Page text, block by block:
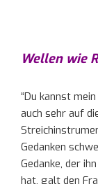
Wellen wie
“Du kannst
auch sehr auf
Gedanken
Gedanke, der
hat, galt den